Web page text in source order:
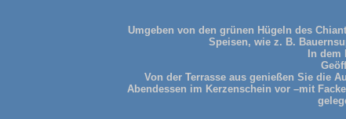
Umgeben von den grünen Hügeln des
Speisen, wie z. B.
In
Von der Terrasse aus genießen Sie die
Abendessen im Kerzenschein vor –mit